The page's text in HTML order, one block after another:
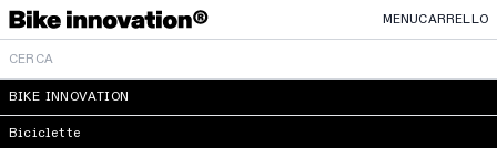
MENUCARRELLO
BIKE INNOVATION
Biciclette